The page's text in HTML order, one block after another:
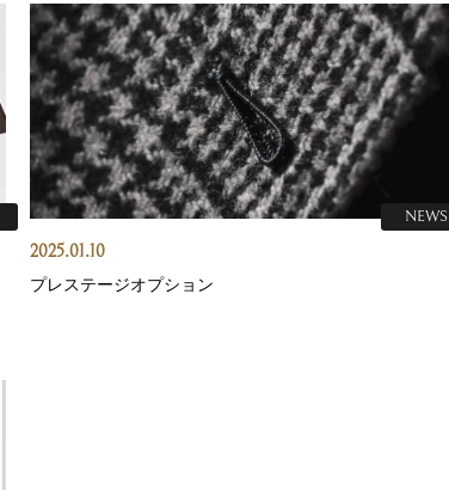
2025.01.10
NEWS
プレステージオプション